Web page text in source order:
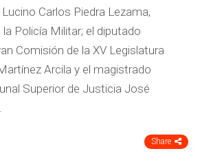
Carlos Piedra Lezama,
Policía Militar; el diputado
Comisión de la XV Legislatura
Arcila y el magistrado
Superior de Justicia José
Share